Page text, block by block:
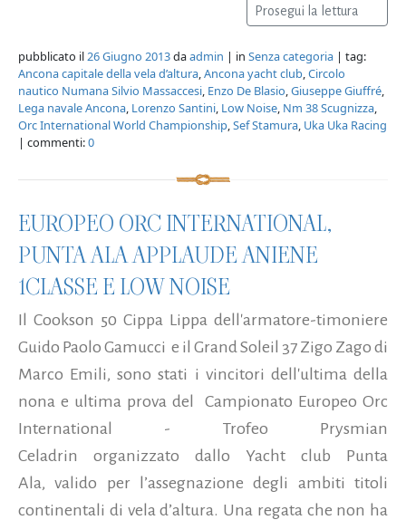
Prosegui la lettura
pubblicato il26 Giugno 2013daadmin | in Senza categoria | tag:
Ancona capitale della vela d’altura,Ancona yacht club,Circolo
nautico Numana Silvio Massaccesi, Enzo De Blasio,Giuseppe Giuffré,
Lega navale Ancona, Lorenzo Santini, Low Noise, Nm 38 Scugnizza,
Orc International World Championship,Sef Stamura, Uka Uka Racing
| commenti:0
EUROPEO ORC INTERNATIONAL,
PUNTA ALA APPLAUDE ANIENE
1CLASSE E LOW NOISE
Il Cookson 50 Cippa Lippa dell'armatore-timoniere
Guido Paolo Gamucci e il Grand Soleil 37 Zigo Zago di
Marco Emili, sono stati i vincitori dell'ultima della
nona e ultima prova del Campionato Europeo Orc
International - Trofeo Prysmian
Celadrin organizzato dallo Yacht club Punta
Ala, valido per l’assegnazione degli ambiti titoli
continentali di vela d’altura. Una regata che non ha